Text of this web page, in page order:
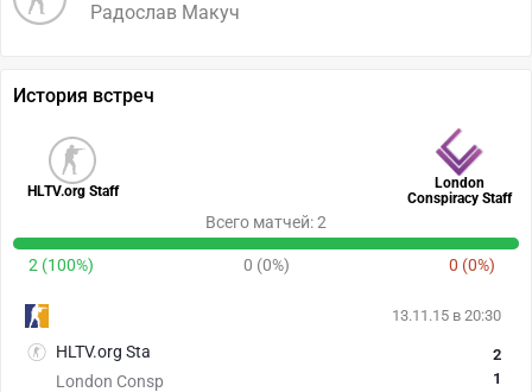
Радослав Макуч
История встреч
HLTV.org Staff
London
Conspiracy Staff
Всего матчей: 2
2 (100%) 0 (0%) 0 (0%)
13.11.15 в 20:30
HLTV.org Sta
London Consp
2
1